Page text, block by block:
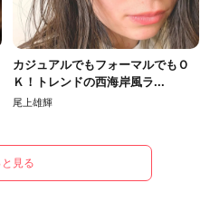
カジュアルでもフォーマルでもＯ
Ｋ！トレンドの西海岸風ラ...
尾上雄輝
と見る